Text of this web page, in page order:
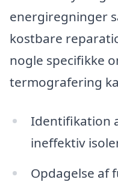
energiregninger
kostbare
nogle specifikke
termografering
Identifikation
ineffektiv
Opdagelse af